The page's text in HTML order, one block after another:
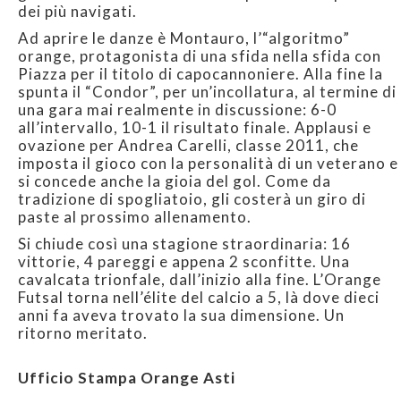
dei più navigati.
Ad aprire le danze è Montauro, l’“algoritmo”
orange, protagonista di una sfida nella sfida con
Piazza per il titolo di capocannoniere. Alla fine la
spunta il “Condor”, per un’incollatura, al termine di
una gara mai realmente in discussione: 6-0
all’intervallo, 10-1 il risultato finale. Applausi e
ovazione per Andrea Carelli, classe 2011, che
imposta il gioco con la personalità di un veterano e
si concede anche la gioia del gol. Come da
tradizione di spogliatoio, gli costerà un giro di
paste al prossimo allenamento.
Si chiude così una stagione straordinaria: 16
vittorie, 4 pareggi e appena 2 sconfitte. Una
cavalcata trionfale, dall’inizio alla fine. L’Orange
Futsal torna nell’élite del calcio a 5, là dove dieci
anni fa aveva trovato la sua dimensione. Un
ritorno meritato.
Ufficio Stampa Orange Asti